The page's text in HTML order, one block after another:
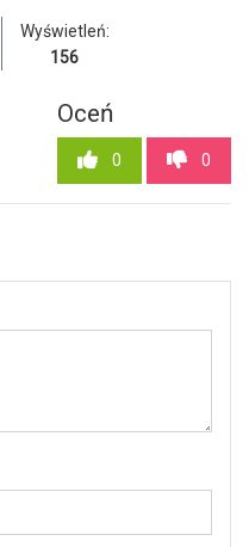
Wyświetleń:
156
Oceń
0 0